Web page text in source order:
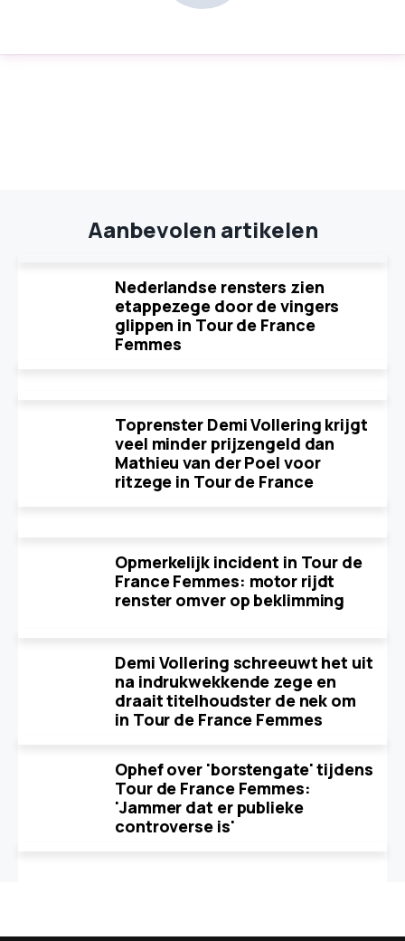
Aanbevolen artikelen
Nederlandse rensters zien
etappezege door de vingers
glippen in Tour de France
Femmes
Toprenster Demi Vollering krijgt
veel minder prijzengeld dan
Mathieu van der Poel voor
ritzege in Tour de France
Opmerkelijk incident in Tour de
France Femmes: motor rijdt
renster omver op beklimming
Demi Vollering schreeuwt het uit
na indrukwekkende zege en
draait titelhoudster de nek om
in Tour de France Femmes
Ophef over 'borstengate' tijdens
Tour de France Femmes:
'Jammer dat er publieke
controverse is'